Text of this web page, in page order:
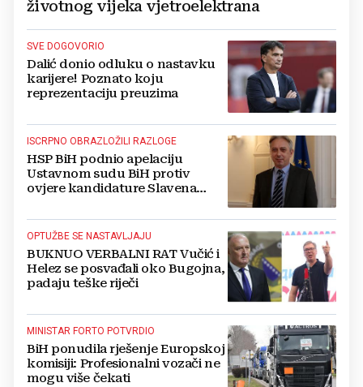
životnog vijeka vjetroelektrana
SVE DOGOVORIO
Dalić donio odluku o nastavku
karijere! Poznato koju
reprezentaciju preuzima
ISCRPNO OBRAZLOŽILI RAZLOGE
HSP BiH podnio apelaciju
Ustavnom sudu BiH protiv
ovjere kandidature Slavena
OPTUŽBE SE NASTAVLJAJU
BUKNUO VERBALNI RAT Vučić i
Helez se posvađali oko Bugojna,
padaju teške riječi
MINISTAR FORTO POTVRDIO
BiH ponudila rješenje Europskoj
komisiji: Profesionalni vozači ne
mogu više čekati